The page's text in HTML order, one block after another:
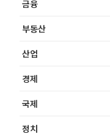
금융
부동산
산업
경제
국제
정치